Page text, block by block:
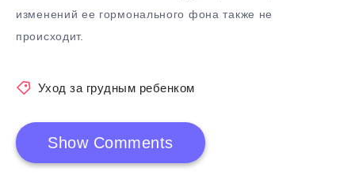
изменений ее гормонального фона также не
происходит.
Уход за грудным ребенком
Show Comments